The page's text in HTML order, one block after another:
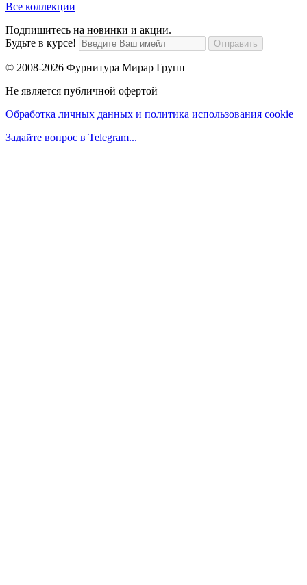
Все коллекции
Подпишитесь на новинки и акции.
Будьте в курсе!
© 2008-2026 Фурнитура Мирар Групп
Не является публичной офертой
Обработка личных данных и политика использования cookie
Задайте вопрос в Telegram...